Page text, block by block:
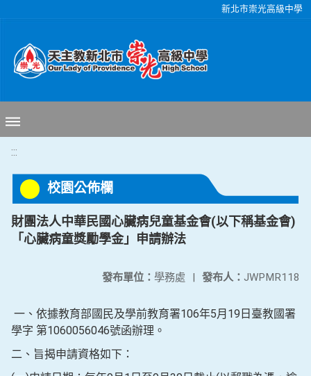
新北市崇光高級中學
:::
校園公佈欄
財團法人中華民國心臟病兒童基金會(以下稱基金會)
「心臟病童獎勵學金」申請辦法
發布人： JWPMR118
發布單位： 學務處 |
一、依據教育部國民及學前教育署106年5月19日臺教國署
學字 第1060056046號函辦理。
二、旨揭申請資格如下：